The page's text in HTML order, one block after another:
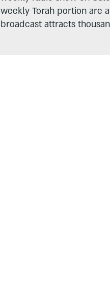
weekly Torah portion are
broadcast attracts